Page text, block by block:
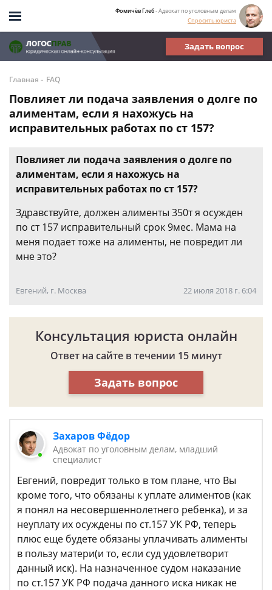
Фомичёв Глеб- Адвокат по уголовным делам
Спросить юриста
Задать вопрос
Главная - FAQ
Повлияет ли подача заявления о долге по
алиментам, если я нахожусь на
исправительных работах по ст 157?
Повлияет ли подача заявления о долге по
алиментам, если я нахожусь на
исправительных работах по ст 157?
Здравствуйте, должен алименты 350т я осужден
по ст 157 исправительный срок 9мес. Мама на
меня подает тоже на алименты, не повредит ли
мне это?
Евгений, г. Москва 22 июля 2018 г. 6:04
Консультация юриста онлайн
Ответ на сайте в течении 15 минут
Задать вопрос
Захаров Фёдор
Адвокат по уголовным делам, младший
специалист
Евгений, повредит только в том плане, что Вы
кроме того, что обязаны к уплате алиментов (как
я понял на несовершеннолетнего ребенка), и за
неуплату их осуждены по ст.157 УК РФ, теперь
плюс еще будете обязаны уплачивать алименты
в пользу матери(и то, если суд удовлетворит
данный иск). На назначенное судом наказание
по ст.157 УК РФ подача данного иска никак не